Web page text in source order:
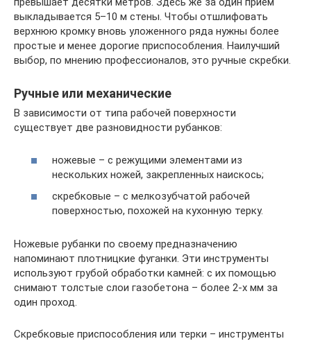
выкладывается 5–10 м стены. Чтобы отшлифовать
верхнюю кромку вновь уложенного ряда нужны более
простые и менее дорогие приспособления. Наилучший
выбор, по мнению профессионалов, это ручные скребки.
Ручные или механические
В зависимости от типа рабочей поверхности
существует две разновидности рубанков:
ножевые – с режущими элементами из
нескольких ножей, закрепленных наискось;
скребковые – с мелкозубчатой рабочей
поверхностью, похожей на кухонную терку.
Ножевые рубанки по своему предназначению
напоминают плотницкие фуганки. Эти инструменты
используют грубой обработки камней: с их помощью
снимают толстые слои газобетона – более 2-х мм за
один проход.
Скребковые приспособления или терки – инструменты